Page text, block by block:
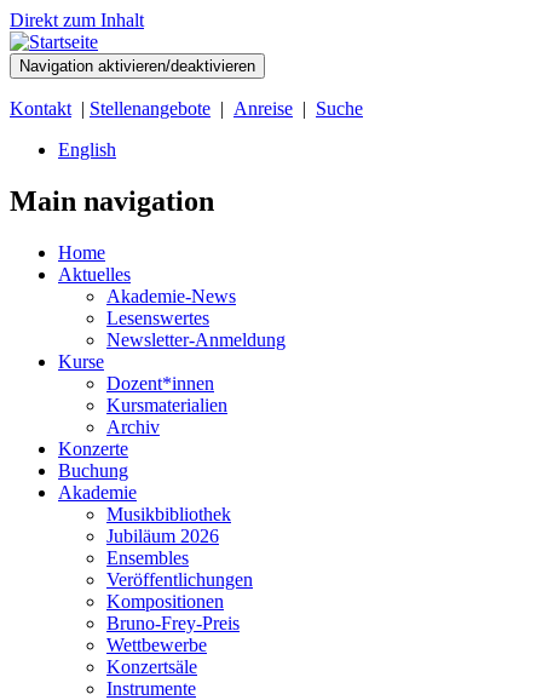
Direkt zum Inhalt
Navigation aktivieren/deaktivieren
Kontakt | Stellenangebote | Anreise | Suche
English
Main navigation
Home
Aktuelles
Akademie-News
Lesenswertes
Newsletter-Anmeldung
Kurse
Dozent*innen
Kursmaterialien
Archiv
Konzerte
Buchung
Akademie
Musikbibliothek
Jubiläum 2026
Ensembles
Veröffentlichungen
Kompositionen
Bruno-Frey-Preis
Wettbewerbe
Konzertsäle
Instrumente